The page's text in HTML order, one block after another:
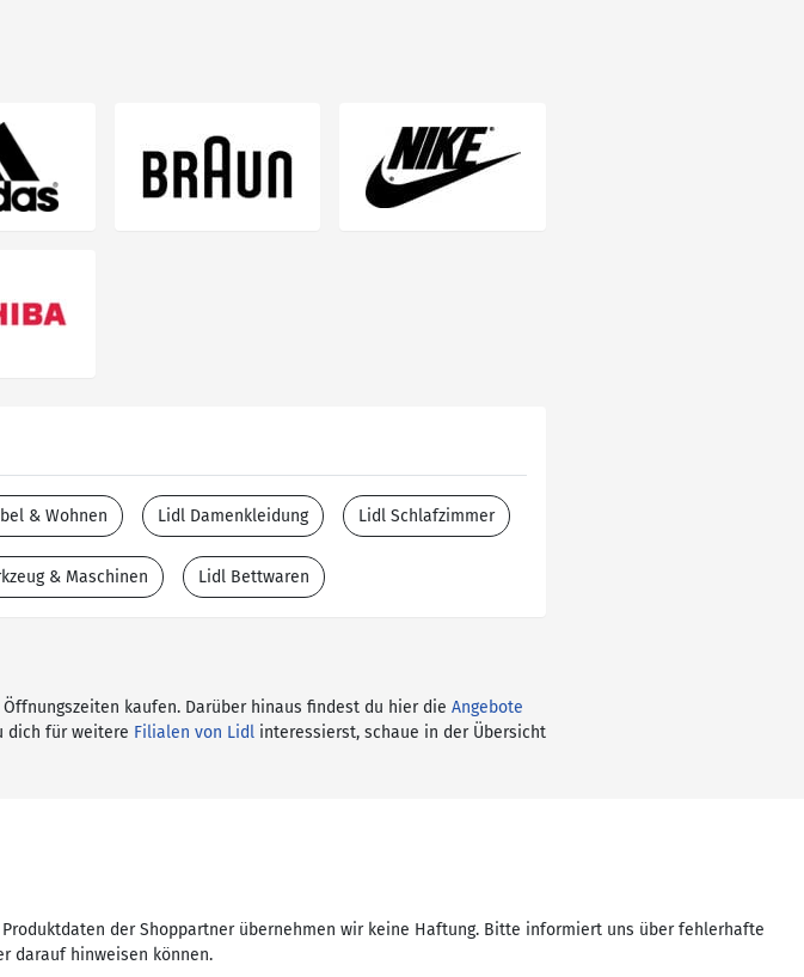
& Wohnen Lidl Damenkleidung Lidl Schlafzimmer
& Maschinen Lidl Bettwaren
kaufen. Darüber hinaus findest du hier die Angebote
dich für weitere Filialen von Lidl interessierst, schaue in der Übersicht
der Shoppartner übernehmen wir keine Haftung. Bitte informiert uns über fehlerhafte
darauf hinweisen können.